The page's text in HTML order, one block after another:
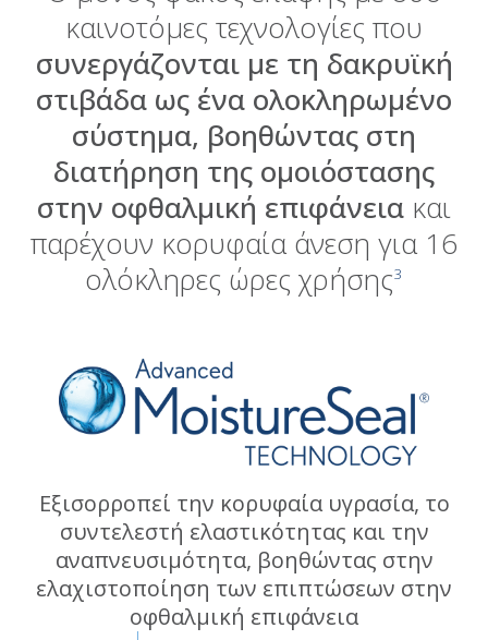
καινοτόμες τεχνολογίες που
συνεργάζονται με τη δακρυϊκή
στιβάδα ως ένα ολοκληρωμένο
σύστημα, βοηθώντας στη
διατήρηση της ομοιόστασης
στην οφθαλμική επιφάνεια και
παρέχουν κορυφαία άνεση για 16
ολόκληρες ώρες χρήσης3
Εξισορροπεί την κορυφαία υγρασία, το
συντελεστή ελαστικότητας και την
αναπνευσιμότητα, βοηθώντας στην
ελαχιστοποίηση των επιπτώσεων στην
οφθαλμική επιφάνεια